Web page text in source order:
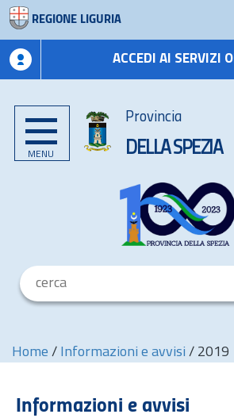
REGIONE LIGURIA
ACCEDI AI SERVIZI
MENU
Provincia
DELLA SPEZIA
Home / Informazioni e avvisi / 2019
Informazioni e avvisi